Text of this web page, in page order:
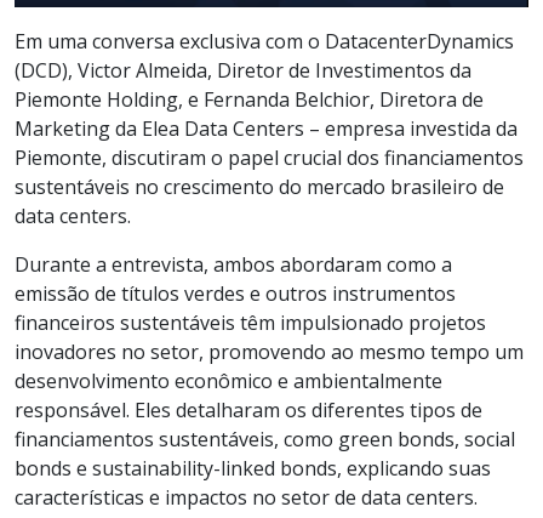
Em uma conversa exclusiva com o DatacenterDynamics
(DCD), Victor Almeida, Diretor de Investimentos da
Piemonte Holding, e Fernanda Belchior, Diretora de
Marketing da Elea Data Centers – empresa investida da
Piemonte, discutiram o papel crucial dos financiamentos
sustentáveis no crescimento do mercado brasileiro de
data centers.
Durante a entrevista, ambos abordaram como a
emissão de títulos verdes e outros instrumentos
financeiros sustentáveis têm impulsionado projetos
inovadores no setor, promovendo ao mesmo tempo um
desenvolvimento econômico e ambientalmente
responsável. Eles detalharam os diferentes tipos de
financiamentos sustentáveis, como green bonds, social
bonds e sustainability-linked bonds, explicando suas
características e impactos no setor de data centers.